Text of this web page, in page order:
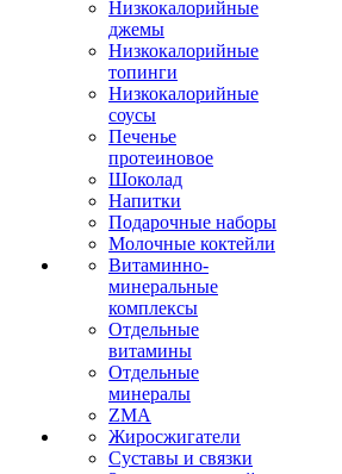
Низкокалорийные
джемы
Низкокалорийные
топинги
Низкокалорийные
соусы
Печенье
протеиновое
Шоколад
Напитки
Подарочные наборы
Молочные коктейли
Витаминно-
минеральные
комплексы
Отдельные
витамины
Отдельные
минералы
ZMA
Жиросжигатели
Суставы и связки